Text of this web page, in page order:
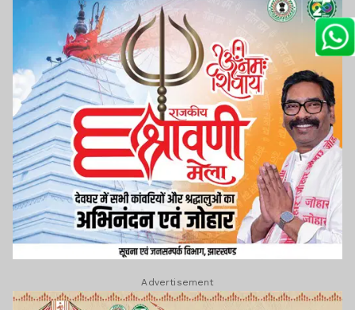
Advertisement